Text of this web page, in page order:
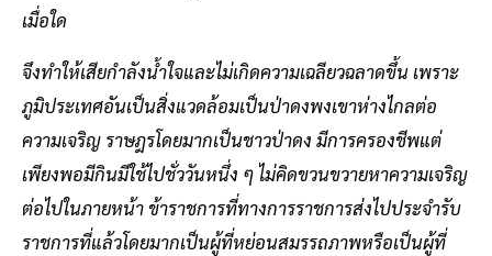
เมื่อใด
จึงทำให้เสียกำลังน้ำใจและไม่เกิดความเฉลียวฉลาดขึ้น เพราะ
ภูมิประเทศอันเป็นสิ่งแวดล้อมเป็นป่าดงพงเขาห่างไกลต่อ
ความเจริญ ราษฎรโดยมากเป็นชาวป่าดง มีการครองชีพแต่
เพียงพอมีกินมีใช้ไปชั่ววันหนึ่ง ๆ ไม่คิดขวนขวายหาความเจริญ
ต่อไปในภายหน้า ข้าราชการที่ทางการราชการส่งไปประจำรับ
ราชการที่แล้วโดยมากเป็นผู้ที่หย่อนสมรรถภาพหรือเป็นผู้ที่